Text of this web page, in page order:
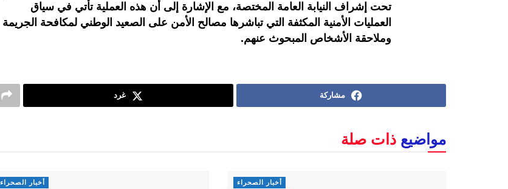
تحت إشراف النيابة العامة المختصة، مع الإشارة إلى أن هذه العملية تأتي في سياق
العمليات الأمنية المكثفة التي تباشرها مصالح الأمن على الصعيد الوطني لمكافحة الجريمة
وملاحقة الأشخاص المبحوث عنهم.
مشاركة غرد
مواضيع ذات صلة
أخبار الصحراء أخبار الصحراء